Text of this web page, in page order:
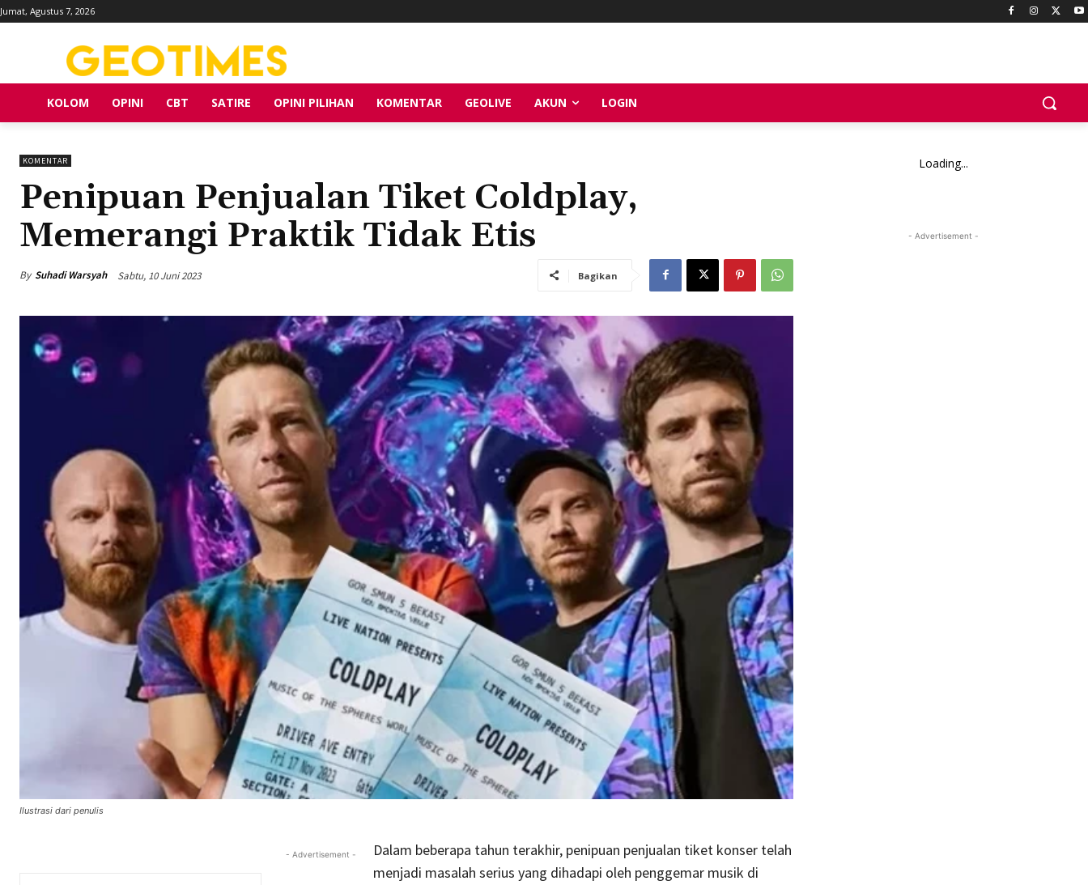
Jumat, Agustus 7, 2026
KOLOM OPINI CBT SATIRE OPINI PILIHAN KOMENTAR GEOLIVE AKUN LOGIN
KOMENTAR
Penipuan Penjualan Tiket Coldplay,
Memerangi Praktik Tidak Etis
By Suhadi Warsyah Sabtu, 10 Juni 2023 Bagikan
Ilustrasi dari penulis
- Advertisement -
Dalam beberapa tahun terakhir, penipuan penjualan tiket konser telah
menjadi masalah serius yang dihadapi oleh penggemar musik di
Loading...
- Advertisement -